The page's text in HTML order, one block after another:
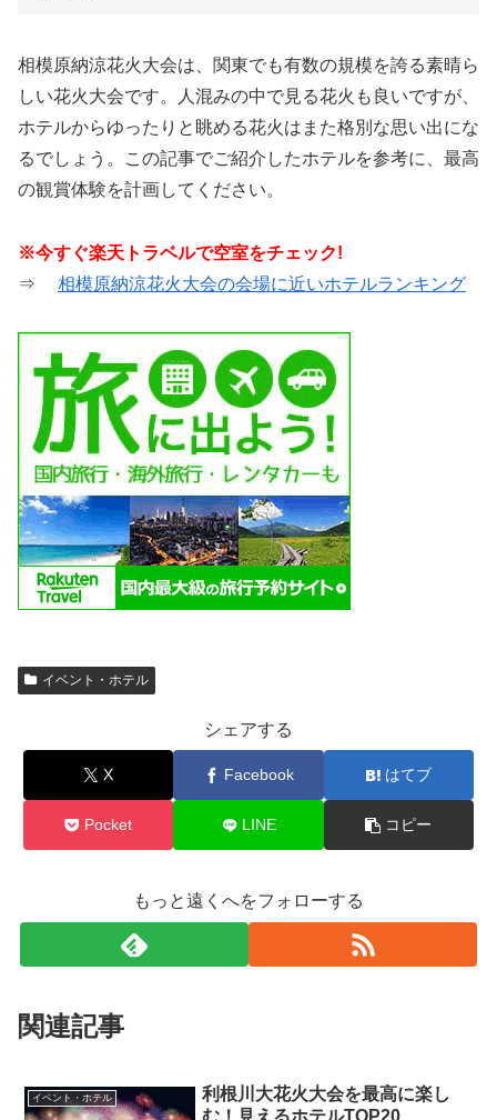
相模原納涼花火大会は、関東でも有数の規模を誇る素晴ら
しい花火大会です。人混みの中で見る花火も良いですが、
ホテルからゆったりと眺める花火はまた格別な思い出にな
るでしょう。この記事でご紹介したホテルを参考に、最高
の観賞体験を計画してください。
※今すぐ楽天トラベルで空室をチェック!
⇒ 相模原納涼花火大会の会場に近いホテルランキング
イベント・ホテル
シェアする
X Facebook はてブ
Pocket LINE コピー
もっと遠くへをフォローする
関連記事
イベント・ホテル
利根川大花火大会を最高に楽し